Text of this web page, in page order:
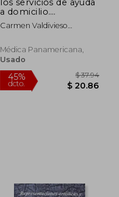
45%
dcto. $
a domicilio.
planificación y
gestión de casos.
para auxiliares.
Carmen Valdivieso
Rodríguez
Médica Panamericana,
Usado